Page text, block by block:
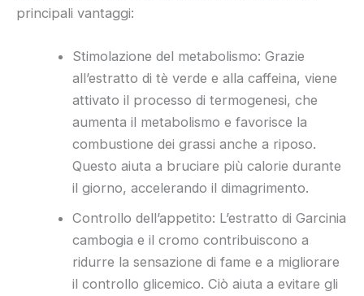
principali vantaggi:
Stimolazione del metabolismo: Grazie
all’estratto di tè verde e alla caffeina, viene
attivato il processo di termogenesi, che
aumenta il metabolismo e favorisce la
combustione dei grassi anche a riposo.
Questo aiuta a bruciare più calorie durante
il giorno, accelerando il dimagrimento.
Controllo dell’appetito: L’estratto di Garcinia
cambogia e il cromo contribuiscono a
ridurre la sensazione di fame e a migliorare
il controllo glicemico. Ciò aiuta a evitare gli